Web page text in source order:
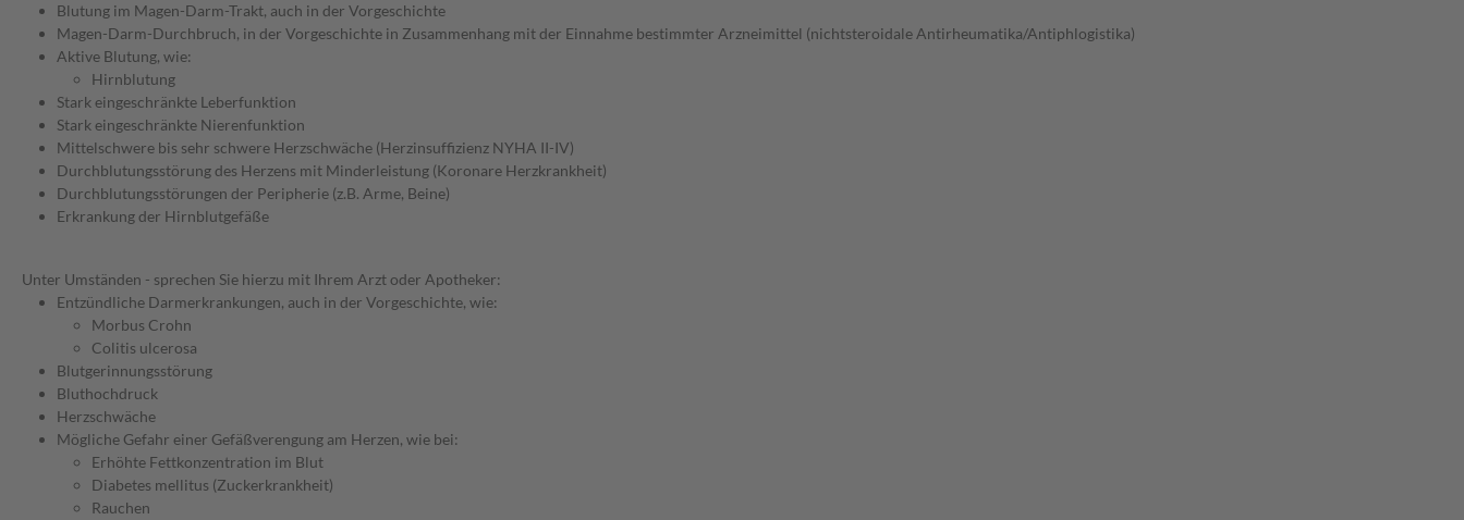
Blutung im Magen-Darm-Trakt, auch in der Vorgeschichte
Magen-Darm-Durchbruch, in der Vorgeschichte in Zusammenhang mit der Einnahme bestimmter Arzneimittel (nichtsteroidale Antirheumatika/Antiphlogistika)
Aktive Blutung, wie:
Hirnblutung
Stark eingeschränkte Leberfunktion
Stark eingeschränkte Nierenfunktion
Mittelschwere bis sehr schwere Herzschwäche (Herzinsuffizienz NYHA II-IV)
Durchblutungsstörung des Herzens mit Minderleistung (Koronare Herzkrankheit)
Durchblutungsstörungen der Peripherie (z.B. Arme, Beine)
Erkrankung der Hirnblutgefäße
Unter Umständen - sprechen Sie hierzu mit Ihrem Arzt oder Apotheker:
Entzündliche Darmerkrankungen, auch in der Vorgeschichte, wie:
Morbus Crohn
Colitis ulcerosa
Blutgerinnungsstörung
Bluthochdruck
Herzschwäche
Mögliche Gefahr einer Gefäßverengung am Herzen, wie bei:
Erhöhte Fettkonzentration im Blut
Diabetes mellitus (Zuckerkrankheit)
Rauchen